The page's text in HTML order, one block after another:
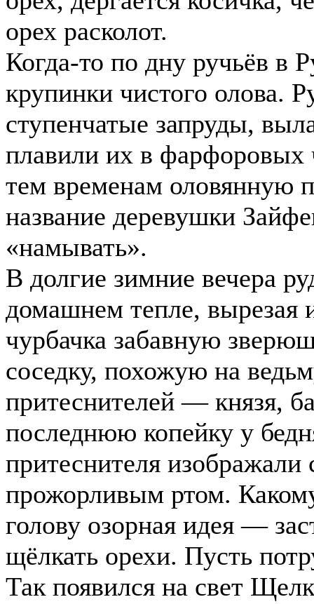
орех расколот.
Когда-то по дну ручьёв в
крупинки чистого олова.
ступенчатые запруды,
плавили их в фарфоровых
тем временам оловянную
название деревушки
«намывать».
В долгие зимние вечера
домашнем тепле, вырезая
чурбачка забавную
соседку, похожую на
притеснителей — князя,
последнюю копейку у
притеснителя
прожорливым ртом.
голову озорная идея —
щёлкать орехи. Пусть
Так появился на свет